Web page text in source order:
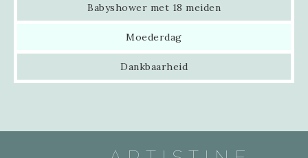
Babyshower met 18 meiden
Moederdag
Dankbaarheid